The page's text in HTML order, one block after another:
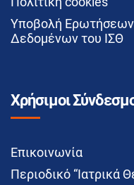
Υποβολή Ερωτήσεων
Δεδομένων του ΙΣΘ
Χρήσιμοι
Επικοινωνία
Περιοδικό “Ιατρικά